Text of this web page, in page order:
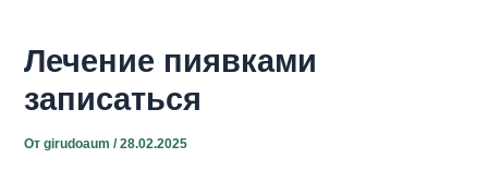
Лечение пиявками
записаться
Отgirudoaum/28.02.2025